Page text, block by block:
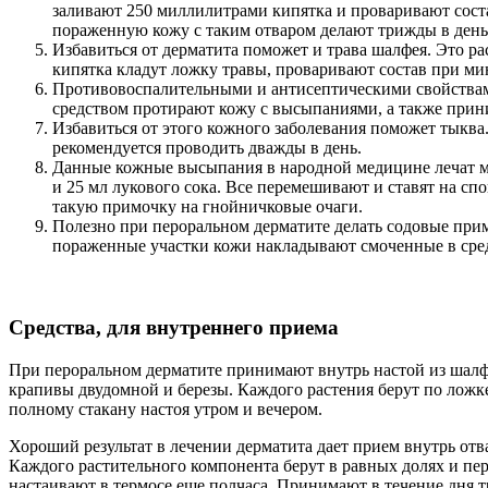
заливают 250 миллилитрами кипятка и проваривают
пораженную кожу с таким отваром делают трижды в
Избавиться от дерматита поможет и трава шалфея. Это
кипятка кладут ложку травы, проваривают состав при
Противовоспалительными и антисептическими
средством протирают кожу с высыпаниями, а также
Избавиться от этого кожного заболевания поможет
рекомендуется проводить дважды в день.
Данные кожные высыпания в народной медицине лечат
и 25 мл лукового сока. Все перемешивают и ставят на
такую примочку на гнойничковые очаги.
Полезно при пероральном дерматите делать содовые
пораженные участки кожи накладывают смоченные в
Средства, для внутреннего приема
При пероральном дерматите принимают внутрь настой из
крапивы двудомной и березы. Каждого растения берут по
полному стакану настоя утром и вечером.
Хороший результат в лечении дерматита дает прием внутрь
Каждого растительного компонента берут в равных долях и